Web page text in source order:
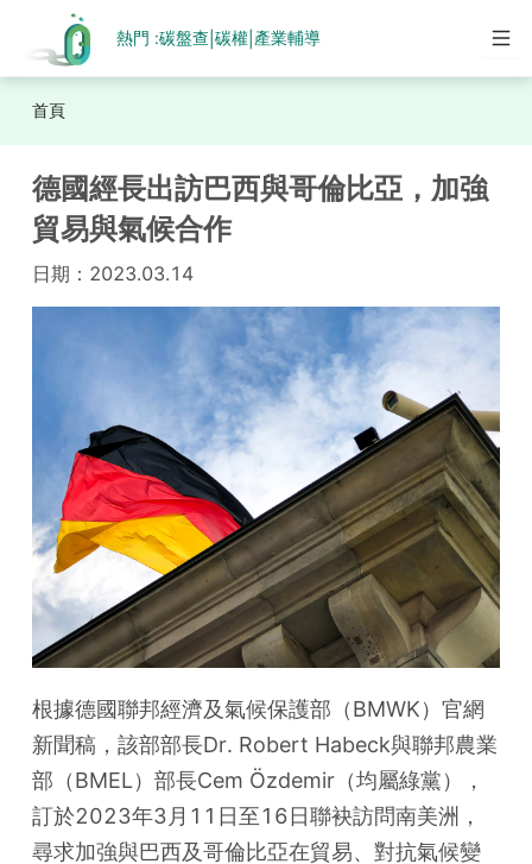
熱門 :碳盤查 碳權| 產業輔導
首頁
德國經長出訪巴西與哥倫比亞，加強
貿易與氣候合作
日期： 2023.03.14
根據德國聯邦經濟及氣候保護部（BMWK）官網
新聞稿，該部部長Dr. Robert Habeck與聯邦農業
部（BMEL）部長Cem Özdemir（均屬綠黨），
訂於2023年3月11日至16日聯袂訪問南美洲，
尋求加強與巴西及哥倫比亞在貿易、對抗氣候變